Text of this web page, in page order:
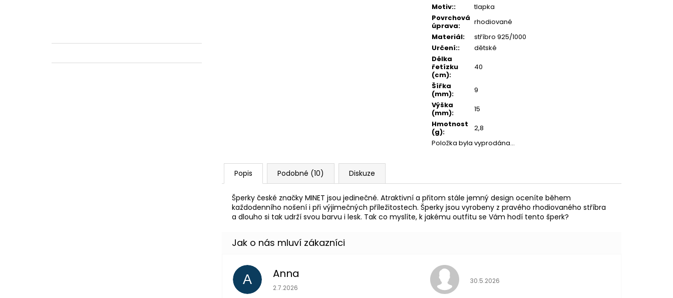
Motiv::
tlapka
Povrchová
úprava:
rhodiované
Materiál:
stříbro 925/1000
Určení::
dětské
Délka
řetízku
(cm):
40
Šířka
(mm):
9
Výška
(mm):
15
Hmotnost
(g):
2,8
Položka byla vyprodána…
Popis Podobné (10) Diskuze
Šperky české značky MINET jsou jedinečné. Atraktivní a přitom stále jemný design oceníte během
každodenního nošení i při výjimečných příležitostech. Šperky jsou vyrobeny z pravého rhodiovaného stříbra
a dlouho si tak udrží svou barvu i lesk. Tak co myslíte, k jakému outfitu se Vám hodí tento šperk?
A Anna
Hodnocení obchodu je 5 z 5 hvězdiček.
2.7.2026
Hodnocení obchodu je 5 z 5 hvězdiček.
30.5.2026